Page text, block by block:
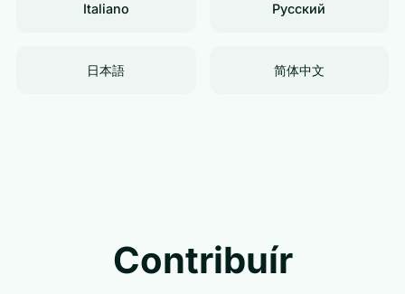
Italiano Русский
日本語 简体中文
Contribuír